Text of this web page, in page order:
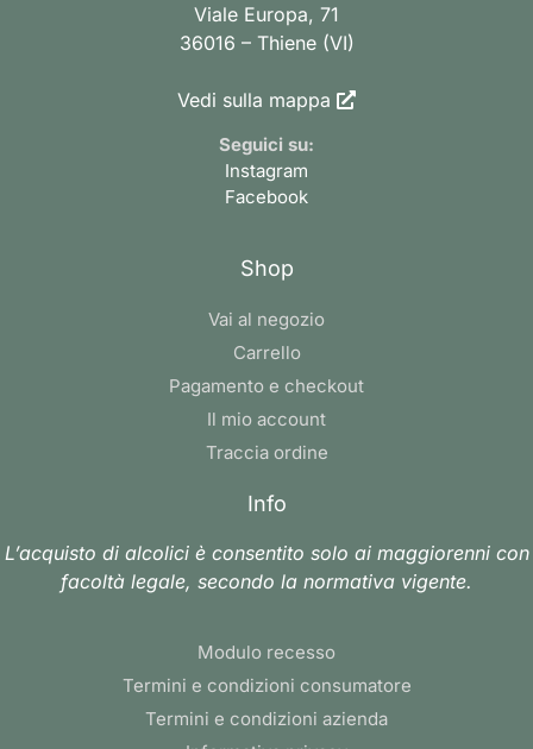
Viale Europa, 71
36016 – Thiene (VI)
Vedi sulla mappa
Seguici su:
Instagram
Facebook
Shop
Vai al negozio
Carrello
Pagamento e checkout
Il mio account
Traccia ordine
Info
L’acquisto di alcolici è consentito solo ai maggiorenni con
facoltà legale, secondo la normativa vigente.
Modulo recesso
Termini e condizioni consumatore
Termini e condizioni azienda